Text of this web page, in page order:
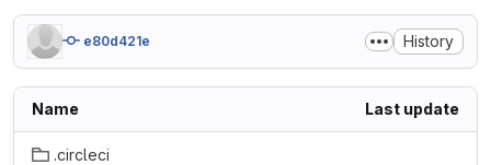
e80d421e History
Name Last update
.circleci